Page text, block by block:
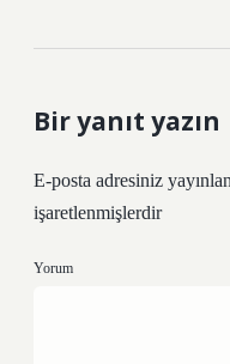
Bir yanıt yazın
E-posta adresiniz
işaretlenmişlerdir
Yorum